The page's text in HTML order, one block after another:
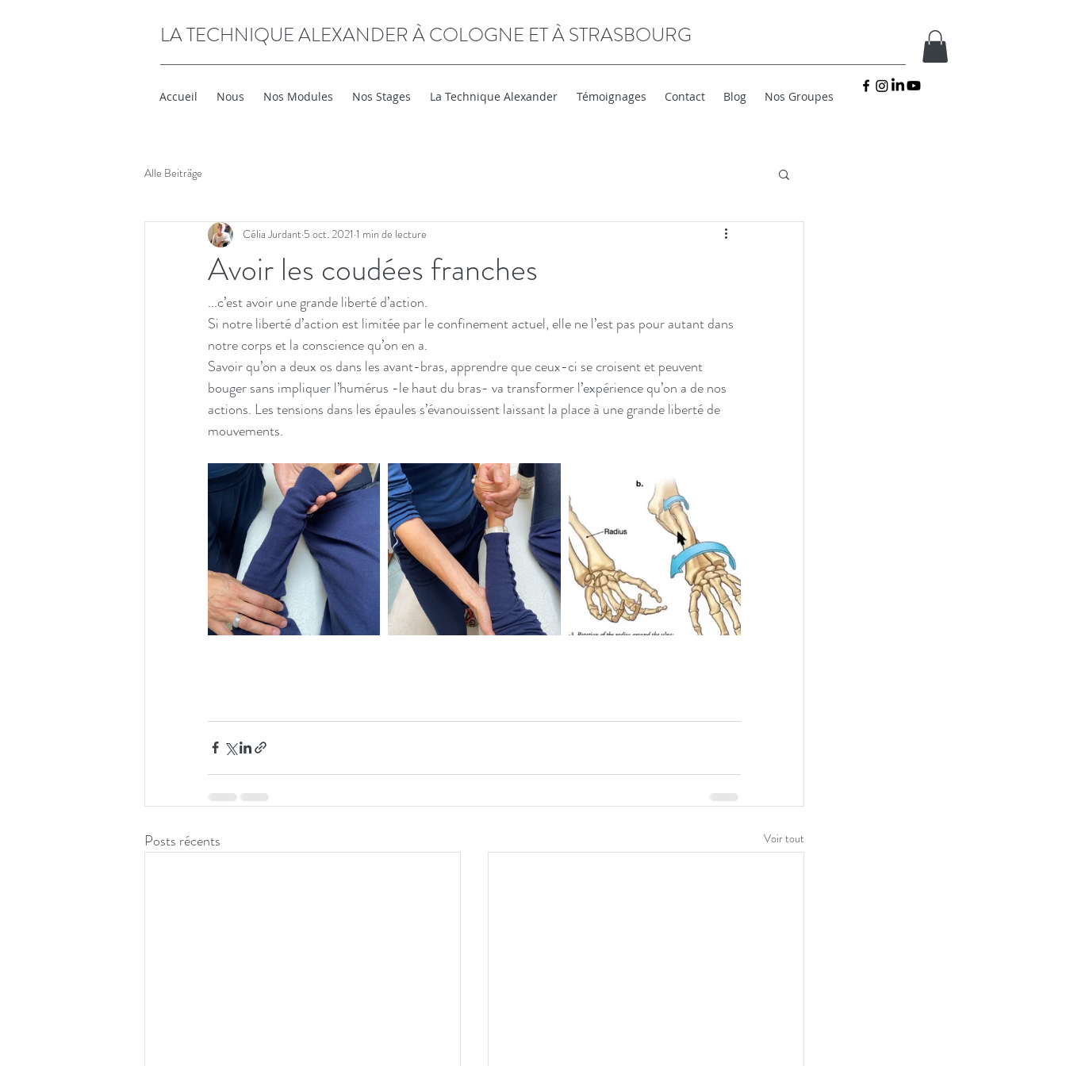
LA TECHNIQUE ALEXANDER À COLOGNE ET À STRASBOURG
Accueil Nous Nos Modules Nos Stages La Technique Alexander Témoignages Contact Blog Nos Groupes
Alle Beiträge
Avoir les coudées franches
Célia Jurdant 5 oct. 2021 1 min de lecture
...c’est avoir une grande liberté d’action.
Si notre liberté d’action est limitée par le confinement actuel, elle ne l’est pas pour autant dans
notre corps et la conscience qu’on en a.
Savoir qu’on a deux os dans les avant-bras, apprendre que ceux-ci se croisent et peuvent
bouger sans impliquer l’humérus -le haut du bras- va transformer l’expérience qu’on a de nos
actions. Les tensions dans les épaules s’évanouissent laissant la place à une grande liberté de
mouvements.
Posts récents Voir tout